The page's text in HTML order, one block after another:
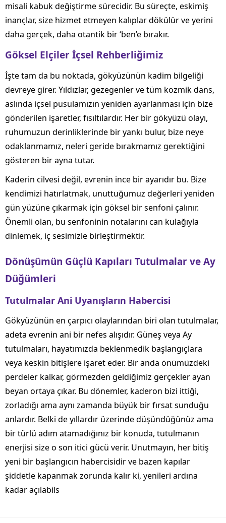
misali kabuk değiştirme sürecidir. Bu süreçte, eskimiş
inançlar, size hizmet etmeyen kalıplar dökülür ve yerini
daha gerçek, daha otantik bir ‘ben’e bırakır.
Göksel Elçiler İçsel Rehberliğimiz
İşte tam da bu noktada, gökyüzünün kadim bilgeliği
devreye girer. Yıldızlar, gezegenler ve tüm kozmik dans,
aslında içsel pusulamızın yeniden ayarlanması için bize
gönderilen işaretler, fısıltılardır. Her bir gökyüzü olayı,
ruhumuzun derinliklerinde bir yankı bulur, bize neye
odaklanmamız, neleri geride bırakmamız gerektiğini
gösteren bir ayna tutar.
Kaderin cilvesi değil, evrenin ince bir ayarıdır bu. Bize
kendimizi hatırlatmak, unuttuğumuz değerleri yeniden
gün yüzüne çıkarmak için göksel bir senfoni çalınır.
Önemli olan, bu senfoninin notalarını can kulağıyla
dinlemek, iç sesimizle birleştirmektir.
Dönüşümün Güçlü Kapıları Tutulmalar ve Ay
Düğümleri
Tutulmalar Ani Uyanışların Habercisi
Gökyüzünün en çarpıcı olaylarından biri olan tutulmalar,
adeta evrenin ani bir nefes alışıdır. Güneş veya Ay
tutulmaları, hayatımızda beklenmedik başlangıçlara
veya keskin bitişlere işaret eder. Bir anda önümüzdeki
perdeler kalkar, görmezden geldiğimiz gerçekler ayan
beyan ortaya çıkar. Bu dönemler, kaderon bizi ittiği,
zorladığı ama aynı zamanda büyük bir fırsat sunduğu
anlardır. Belki de yıllardır üzerinde düşündüğünüz ama
bir türlü adım atamadığınız bir konuda, tutulmanın
enerjisi size o son itici gücü verir. Unutmayın, her bitiş
yeni bir başlangıcın habercisidir ve bazen kapılar
şiddetle kapanmak zorunda kalır ki, yenileri ardına
kadar açılabils